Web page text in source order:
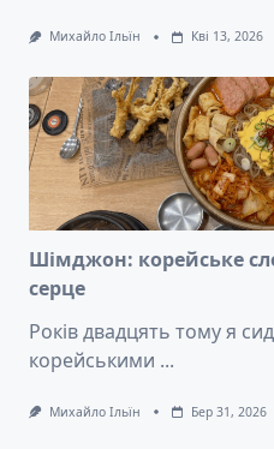
Михайло Ільїн Кві 13, 2026
Шімджон: корейське
серце
Років двадцять тому я
корейськими ...
Михайло Ільїн Бер 31, 2026